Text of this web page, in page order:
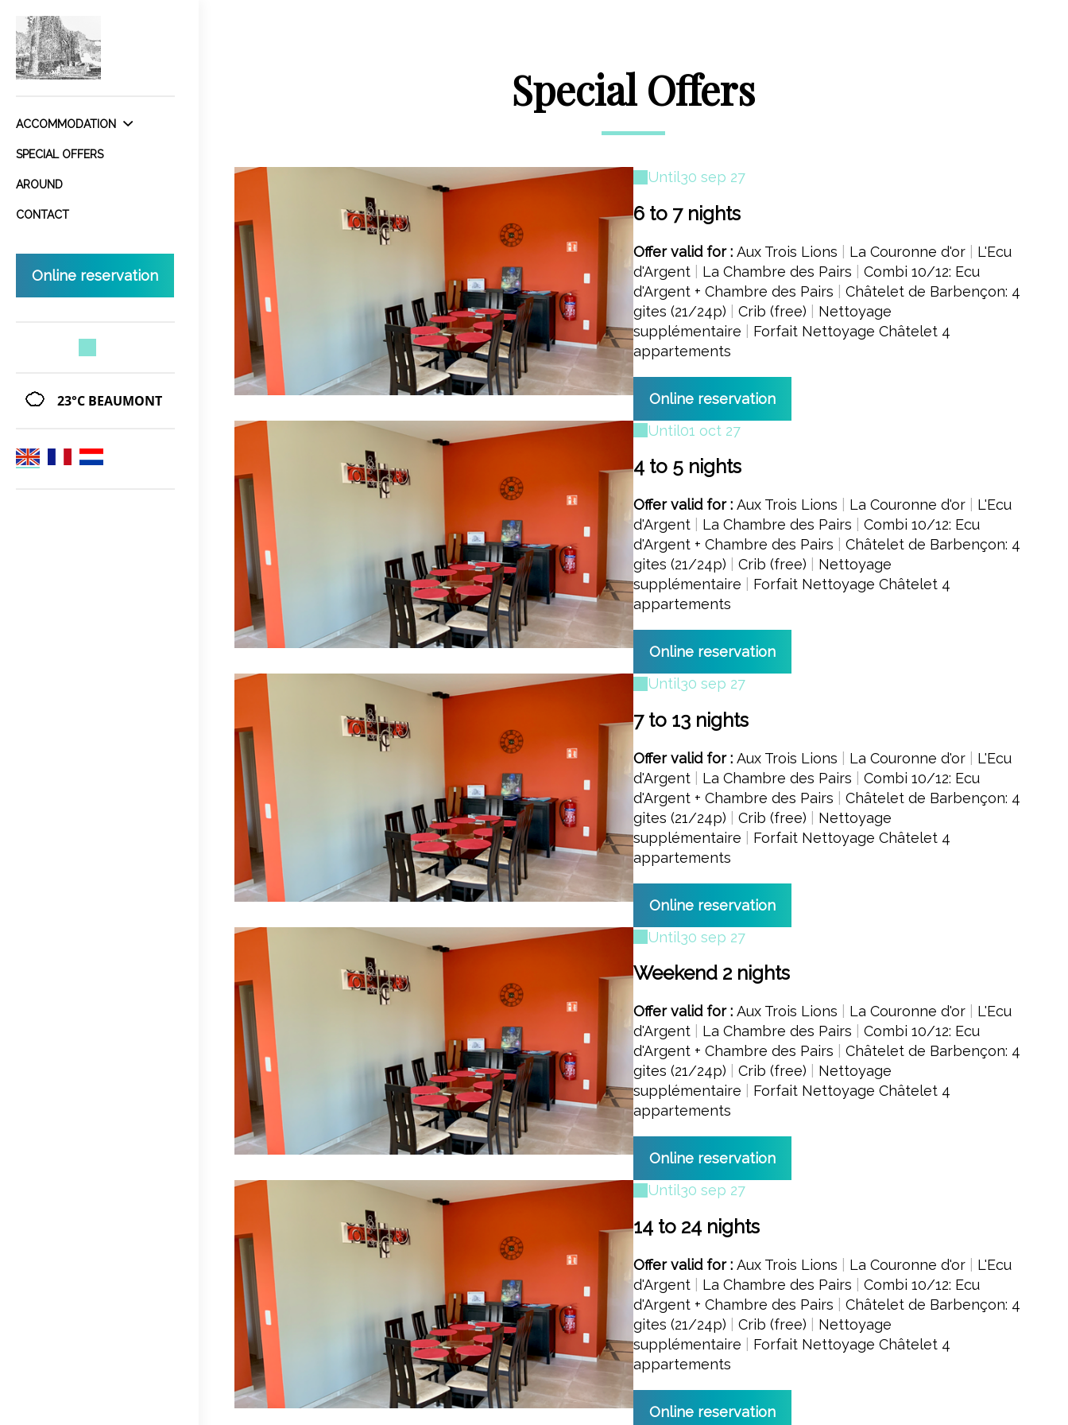
ACCOMMODATION
SPECIAL OFFERS
AROUND
CONTACT
Online reservation
23°C BEAUMONT
Special Offers
Until30 sep 27
6 to 7 nights
Offer valid for : Aux Trois Lions La Couronne d'or
L'Ecu
d'Argent
La Chambre des Pairs
Combi 10/12: Ecu
d'Argent + Chambre des Pairs
Châtelet de Barbençon: 4
gites (21/24p)
Crib (free)
Nettoyage
supplémentaire
Forfait Nettoyage Châtelet 4
appartements
Online reservation
Until01 oct 27
4 to 5 nights
Offer valid for : Aux Trois Lions La Couronne d'or
L'Ecu
d'Argent
La Chambre des Pairs
Combi 10/12: Ecu
d'Argent + Chambre des Pairs
Châtelet de Barbençon: 4
gites (21/24p)
Crib (free)
Nettoyage
supplémentaire
Forfait Nettoyage Châtelet 4
appartements
Online reservation
Until30 sep 27
7 to 13 nights
Offer valid for : Aux Trois Lions La Couronne d'or
L'Ecu
d'Argent
La Chambre des Pairs
Combi 10/12: Ecu
d'Argent + Chambre des Pairs
Châtelet de Barbençon: 4
gites (21/24p)
Crib (free)
Nettoyage
supplémentaire
Forfait Nettoyage Châtelet 4
appartements
Online reservation
Until30 sep 27
Weekend 2 nights
Offer valid for : Aux Trois Lions La Couronne d'or
L'Ecu
d'Argent
La Chambre des Pairs
Combi 10/12: Ecu
d'Argent + Chambre des Pairs
Châtelet de Barbençon: 4
gites (21/24p)
Crib (free)
Nettoyage
supplémentaire
Forfait Nettoyage Châtelet 4
appartements
Online reservation
Until30 sep 27
14 to 24 nights
Offer valid for : Aux Trois Lions La Couronne d'or
L'Ecu
d'Argent
La Chambre des Pairs
Combi 10/12: Ecu
d'Argent + Chambre des Pairs
Châtelet de Barbençon: 4
gites (21/24p)
Crib (free)
Nettoyage
supplémentaire
Forfait Nettoyage Châtelet 4
appartements
Online reservation